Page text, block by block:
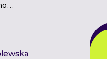
Instrukcja odstąpienia od umowy